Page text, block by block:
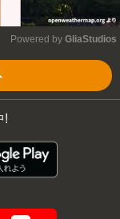
Powered by GliaStudios
!